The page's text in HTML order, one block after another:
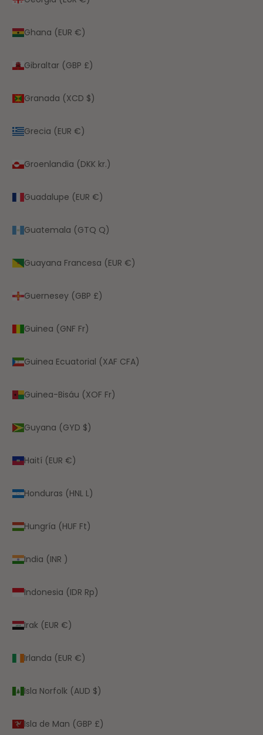
Ghana (EUR €)
Gibraltar (GBP £)
Granada (XCD $)
Grecia (EUR €)
Groenlandia (DKK kr.)
Guadalupe (EUR €)
Guatemala (GTQ Q)
Guayana Francesa (EUR €)
Guernesey (GBP £)
Guinea (GNF Fr)
Guinea Ecuatorial (XAF CFA)
Guinea-Bisáu (XOF Fr)
Guyana (GYD $)
Haití (EUR €)
Honduras (HNL L)
Hungría (HUF Ft)
India (INR ₹)
Indonesia (IDR Rp)
Irak (EUR €)
Irlanda (EUR €)
Isla Norfolk (AUD $)
Isla de Man (GBP £)